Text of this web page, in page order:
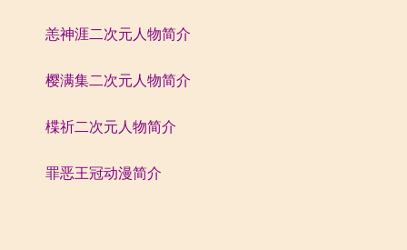
恙神涯二次元人物简介
樱满集二次元人物简介
楪祈二次元人物简介
罪恶王冠动漫简介